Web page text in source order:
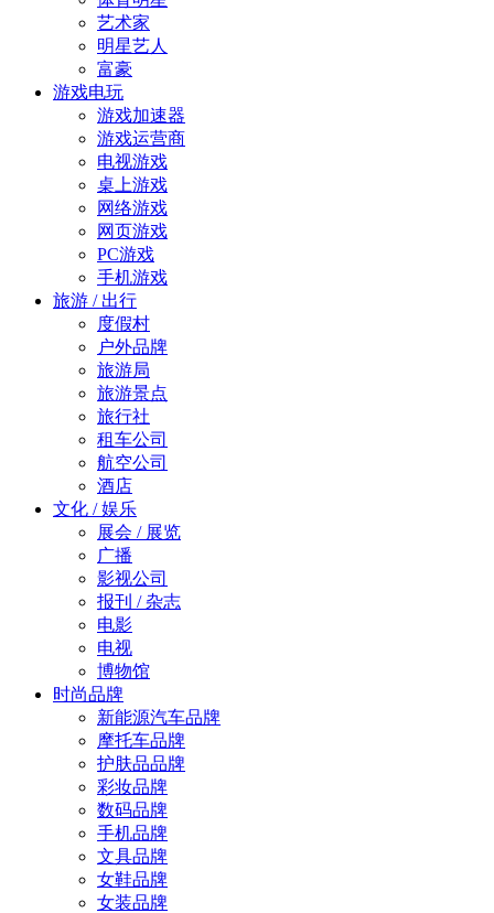
艺术家
明星艺人
富豪
游戏电玩
游戏加速器
游戏运营商
电视游戏
桌上游戏
网络游戏
网页游戏
PC游戏
手机游戏
旅游 / 出行
度假村
户外品牌
旅游局
旅游景点
旅行社
租车公司
航空公司
酒店
文化 / 娱乐
展会 / 展览
广播
影视公司
报刊 / 杂志
电影
电视
博物馆
时尚品牌
新能源汽车品牌
摩托车品牌
护肤品品牌
彩妆品牌
数码品牌
手机品牌
文具品牌
女鞋品牌
女装品牌